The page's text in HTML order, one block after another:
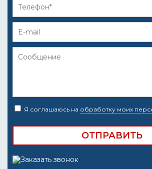
Я соглашаюсь на обработку моих